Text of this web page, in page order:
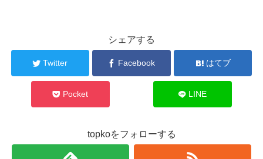
シェアする
Twitter Facebook はてブ
Pocket LINE
topkoをフォローする